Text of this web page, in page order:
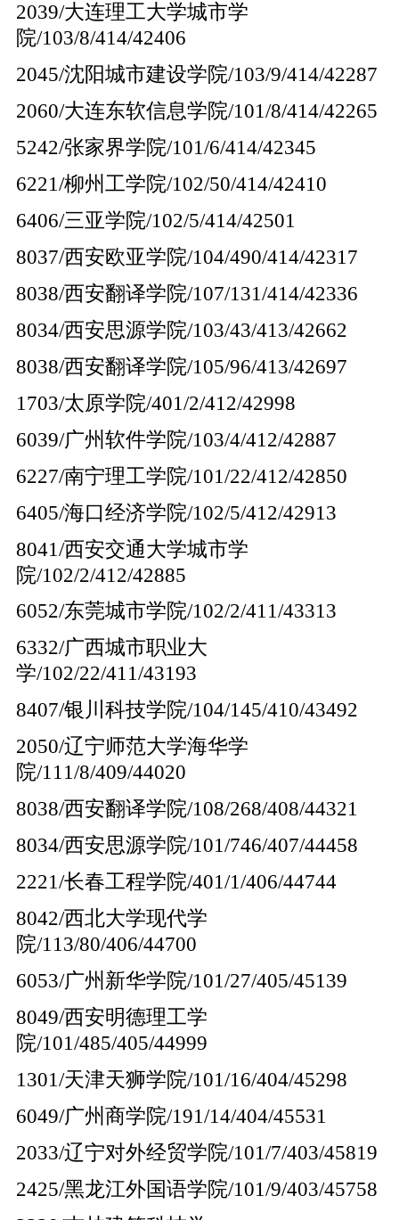
2039/大连理工大学城市学
院/103/8/414/42406
2045/沈阳城市建设学院/103/9/414/42287
2060/大连东软信息学院/101/8/414/42265
5242/张家界学院/101/6/414/42345
6221/柳州工学院/102/50/414/42410
6406/三亚学院/102/5/414/42501
8037/西安欧亚学院/104/490/414/42317
8038/西安翻译学院/107/131/414/42336
8034/西安思源学院/103/43/413/42662
8038/西安翻译学院/105/96/413/42697
1703/太原学院/401/2/412/42998
6039/广州软件学院/103/4/412/42887
6227/南宁理工学院/101/22/412/42850
6405/海口经济学院/102/5/412/42913
8041/西安交通大学城市学
院/102/2/412/42885
6052/东莞城市学院/102/2/411/43313
6332/广西城市职业大
学/102/22/411/43193
8407/银川科技学院/104/145/410/43492
2050/辽宁师范大学海华学
院/111/8/409/44020
8038/西安翻译学院/108/268/408/44321
8034/西安思源学院/101/746/407/44458
2221/长春工程学院/401/1/406/44744
8042/西北大学现代学
院/113/80/406/44700
6053/广州新华学院/101/27/405/45139
8049/西安明德理工学
院/101/485/405/44999
1301/天津天狮学院/101/16/404/45298
6049/广州商学院/191/14/404/45531
2033/辽宁对外经贸学院/101/7/403/45819
2425/黑龙江外国语学院/101/9/403/45758